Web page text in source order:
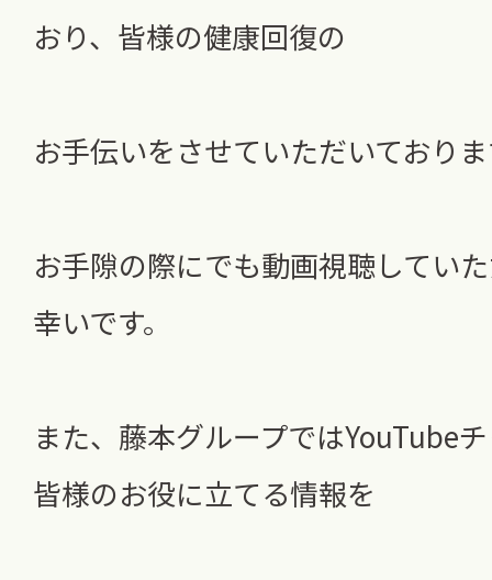
おり、皆様の健康回復の
お手伝いをさせていただいており
お手隙の際にでも動画視聴してい
幸いです。
また、藤本グループではYouTube
皆様のお役に立てる情報を